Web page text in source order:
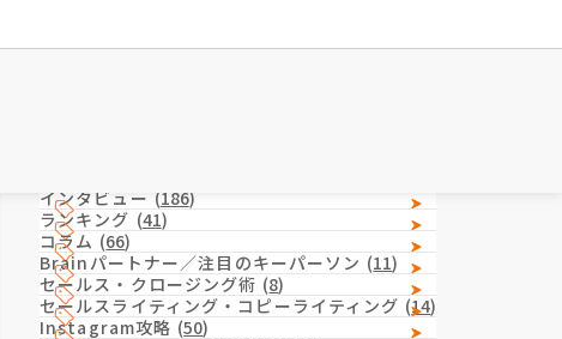
インタビュー (186)
ランキング (41)
コラム (66)
Brainパートナー／注目のキーパーソン (11)
セールス・クロージング術 (8)
セールスライティング・コピーライティング (14)
Instagram攻略 (50)